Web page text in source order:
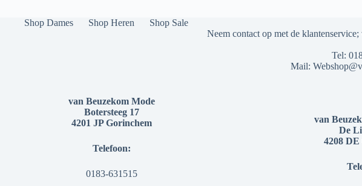
Shop Dames Shop Heren
Shop Sale
Neem contact op met de
Tel:
Mail:
van Beuzekom Mode
Botersteeg 17
4201 JP Gorinchem
Telefoon:
0183-631515
van
De
4208